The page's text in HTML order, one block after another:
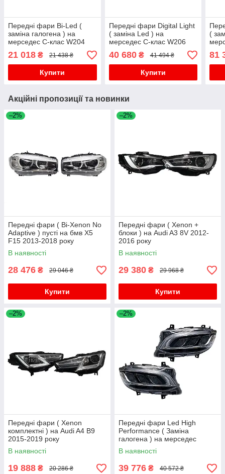
Передні фари Bi-Led (
заміна галогена ) на
мерседес C-клас W204
2007-2014 року
21 018 ₴ 21 438 ₴
Купити
Передні фари Digital Light
( заміна Led ) на
мерседес C-клас W206
2021-2025 року
40 680₴ 41 494 ₴
Купити
(
81
Акційні пропозиції та новинки
–2%
Передні фари ( Bi-Xenon No
Adaptive ) пусті на бмв X5
F15 2013-2018 року
В наявності
28 476 ₴ 29 046 ₴
Купити
–2%
Передні фари ( Xenon +
блоки ) на Audi A3 8V 2012-
2016 року
В наявності
29 380 ₴ 29 968 ₴
Купити
–2%
Передні фари ( Xenon
комплектні ) на Audi A4 B9
2015-2019 року
В наявності
19 888 ₴ 20 286 ₴
–2%
Передні фари Led High
Performance ( Заміна
галогена ) на мерседес
SPRINTER W907 2017-2025
року
В наявності
39 776 ₴ 40 572 ₴